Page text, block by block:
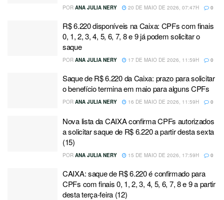
POR ANA JULIA NERY 20 DE MAIO DE 2026, 07:47H 0
R$ 6.220 disponíveis na Caixa: CPFs com finais
0, 1, 2, 3, 4, 5, 6, 7, 8 e 9 já podem solicitar o
saque
POR ANA JULIA NERY 17 DE MAIO DE 2026, 11:59H 0
Saque de R$ 6.220 da Caixa: prazo para solicitar
o benefício termina em maio para alguns CPFs
POR ANA JULIA NERY 16 DE MAIO DE 2026, 11:59H 0
Nova lista da CAIXA confirma CPFs autorizados
a solicitar saque de R$ 6.220 a partir desta sexta
(15)
POR ANA JULIA NERY 15 DE MAIO DE 2026, 17:59H 0
CAIXA: saque de R$ 6.220 é confirmado para
CPFs com finais 0, 1, 2, 3, 4, 5, 6, 7, 8 e 9 a partir
desta terça-feira (12)